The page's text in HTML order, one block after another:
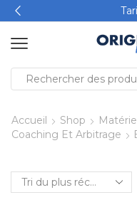
Accueil Shop
Coaching Et Arbitrage